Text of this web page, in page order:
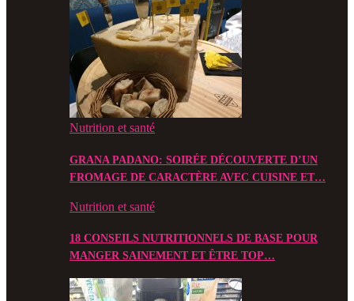
Nutrition et santé
GRANA PADANO: SOIRÉE DÉCOUVERTE D’UN
FROMAGE DE CARACTÈRE AVEC CUISINE ET…
Nutrition et santé
18 CONSEILS NUTRITIONNELS DE BASE POUR
MANGER SAINEMENT ET ÊTRE TOP…